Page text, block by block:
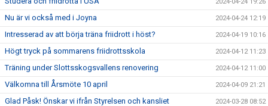
Nu är vi också med i Joyna 2024-04-24 12:19
Intresserad av att börja träna friidrott i höst? 2024-04-19 10:16
Högt tryck på sommarens friidrottsskola 2024-04-12 11:23
Träning under Slottsskogsvallens renovering 2024-04-12 11:00
Välkomna till Årsmöte 10 april 2024-04-09 21:21
Glad Påsk! Önskar vi ifrån Styrelsen och kansliet 2024-03-28 08:52